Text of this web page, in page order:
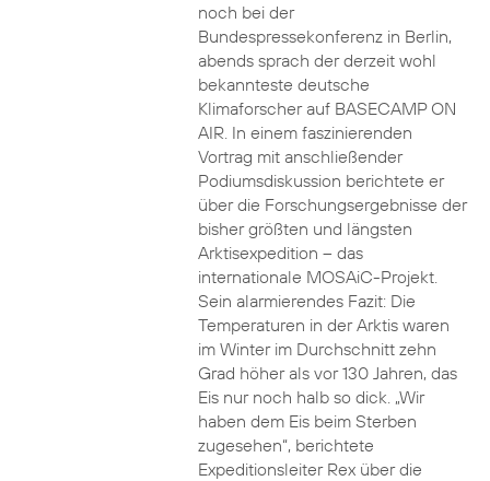
noch bei der
Bundespressekonferenz in Berlin,
abends sprach der derzeit wohl
bekannteste deutsche
Klimaforscher auf BASECAMP ON
AIR. In einem faszinierenden
Vortrag mit anschließender
Podiumsdiskussion berichtete er
über die Forschungsergebnisse der
bisher größten und längsten
Arktisexpedition – das
internationale MOSAiC-Projekt.
Sein alarmierendes Fazit: Die
Temperaturen in der Arktis waren
im Winter im Durchschnitt zehn
Grad höher als vor 130 Jahren, das
Eis nur noch halb so dick. „Wir
haben dem Eis beim Sterben
zugesehen“, berichtete
Expeditionsleiter Rex über die